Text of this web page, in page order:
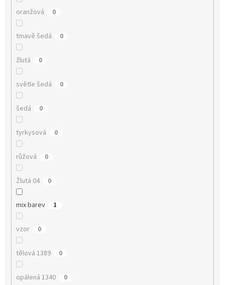
oranžová 0
tmavě šedá 0
žlutá 0
světle šedá 0
šedá 0
tyrkysová 0
růžová 0
Žlutá 04 0
mix barev 1
vzor 0
tělová 1389 0
opálená 1340 0